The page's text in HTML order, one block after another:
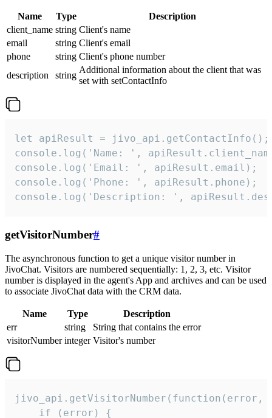
Name Type
Description
client_name string Client's name
email
string Client's email
phone
string Client's phone number
description
string
Additional information about the client that was
set with setContactInfo
let apiResult = jivo_api.getContactInfo();
console.log('Name: ',
console.log('Email: ', apiResult.email);
console.log('Phone: ', apiResult.phone);
console.log('Description: ',
getVisitorNumber#
The asynchronous function to get a unique visitor number in
JivoChat. Visitors are numbered sequentially: 1, 2, 3, etc. Visitor
number is displayed in the agent's App and archives and can be used
to associate JivoChat data with the CRM data.
Name Type
Description
err
string
String that contains the error
visitorNumber integer Visitor's number
jivo_api.getVisitorNumber(function(error,
    if (error) {